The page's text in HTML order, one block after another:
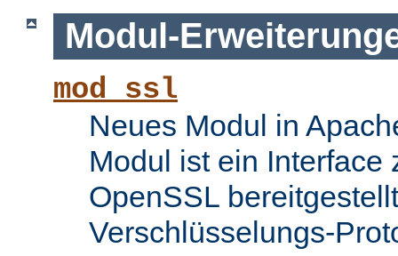
Modul-
mod_ssl
Neues Modul in
Modul ist ein Interface
OpenSSL
Verschlüsselungs-